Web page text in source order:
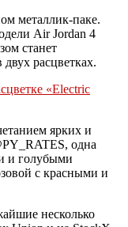
металлик-паке.
Air Jordan 4
станет
двух расцветках.
«Electric
ярких и
одна
и голубыми
с красными и
несколько